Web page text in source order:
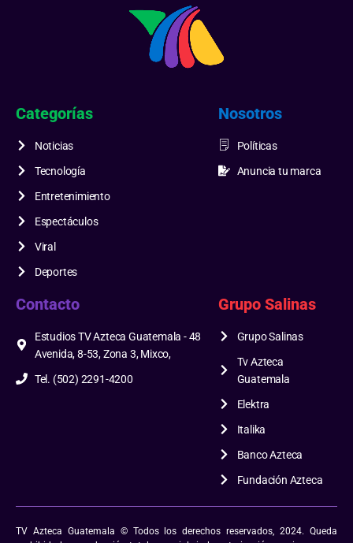
Categorías
Noticias
Tecnología
Entretenimiento
Espectáculos
Viral
Deportes
Nosotros
Políticas
Anuncia tu marca
Contacto
Estudios TV Azteca Guatemala - 48
Avenida, 8-53, Zona 3, Mixco,
Tel. (502) 2291-4200
Grupo Salinas
Grupo Salinas
Tv Azteca
Guatemala
Elektra
Italika
Banco Azteca
Fundación Azteca
TV Azteca Guatemala © Todos los derechos reservados, 2024. Queda